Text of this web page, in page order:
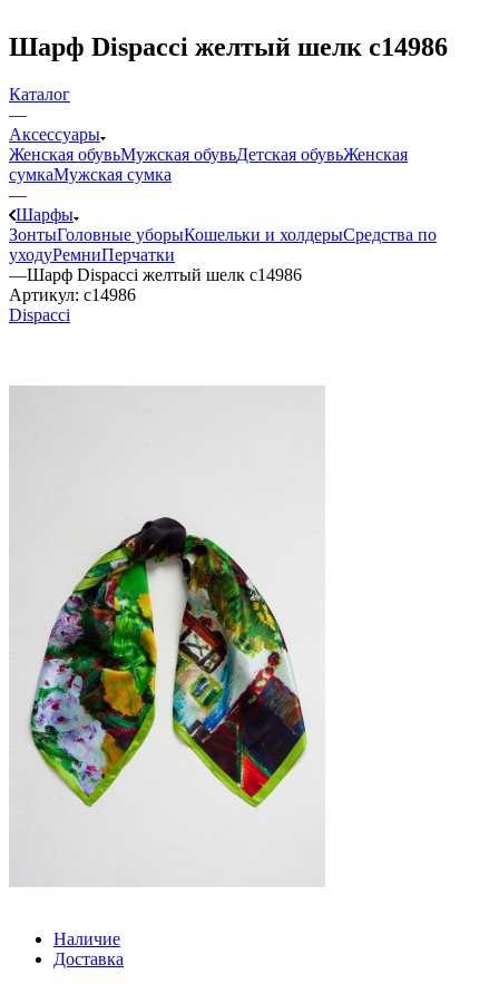
Шарф Dispacci желтый шелк c14986
Каталог
—
Аксессуары
Женская обувьМужская обувьДетская обувьЖенская
сумкаМужская сумка
—
Шарфы
ЗонтыГоловные уборыКошельки и холдерыСредства по
уходуРемниПерчатки
—Шарф Dispacci желтый шелк c14986
Артикул: c14986
Dispacci
Наличие
Доставка